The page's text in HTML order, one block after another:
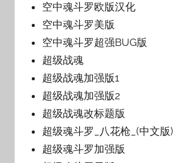
空中魂斗罗欧版汉化
空中魂斗罗美版
空中魂斗罗超强BUG版
超级战魂
超级战魂加强版1
超级战魂加强版2
超级战魂改标题版
超级魂斗罗_八花枪_(中文版)
超级魂斗罗加强版